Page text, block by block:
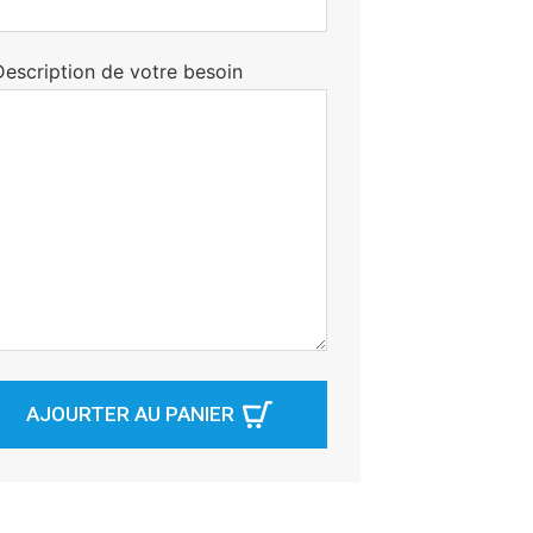
de votre besoin